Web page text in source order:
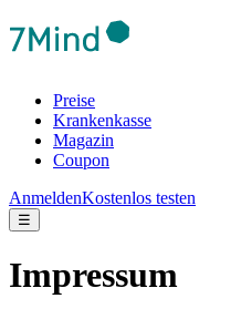
Preise
Krankenkasse
Magazin
Coupon
AnmeldenKostenlos testen
☰
Impressum